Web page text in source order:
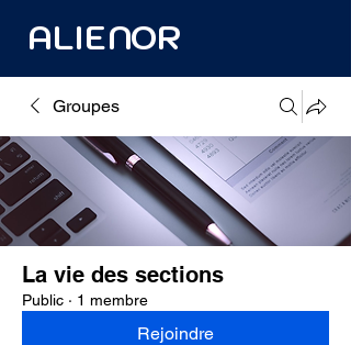
ALIENOR
Groupes
La vie des sections
Public · 1 membre
Rejoindre